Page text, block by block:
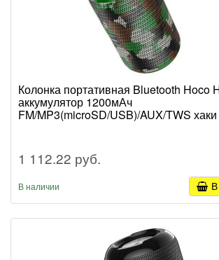
Колонка портативная Bluetooth Hoco
аккумулятор 1200мАч
FM/MP3(microSD/USB)/AUX/TWS
1 112.22 руб.
В наличии